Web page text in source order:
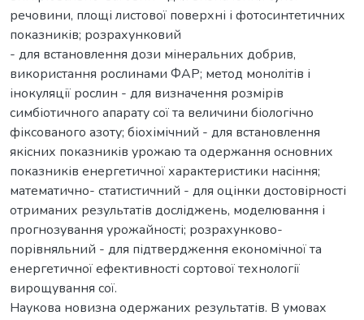
речовини, площі листової поверхні і фотосинтетичних
показників; розрахунковий
- для встановлення дози мінеральних добрив,
використання рослинами ФАР; метод монолітів і
інокуляції рослин - для визначення розмірів
симбіотичного апарату сої та величини біологічно
фіксованого азоту; біохімічний - для встановлення
якісних показників урожаю та одержання основних
показників енергетичної характеристики насіння;
математично- статистичний - для оцінки достовірності
отриманих результатів досліджень, моделювання і
прогнозування урожайності; розрахунково-
порівняльний - для підтвердження економічної та
енергетичної ефективності сортової технології
вирощування сої.
Наукова новизна одержаних результатів. В умовах